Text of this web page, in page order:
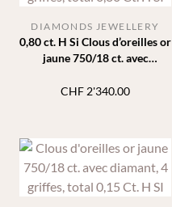
0,80 ct. H Si Clous d’oreilles or
jaune 750/18 ct. avec
DIAMONDS JEWELLERY
CHF 2'340.00